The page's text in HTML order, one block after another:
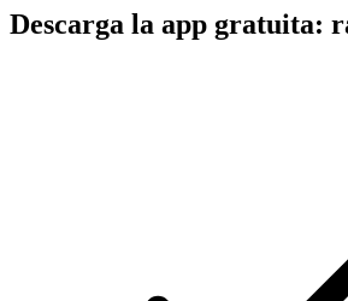
Descarga la app gratuita: